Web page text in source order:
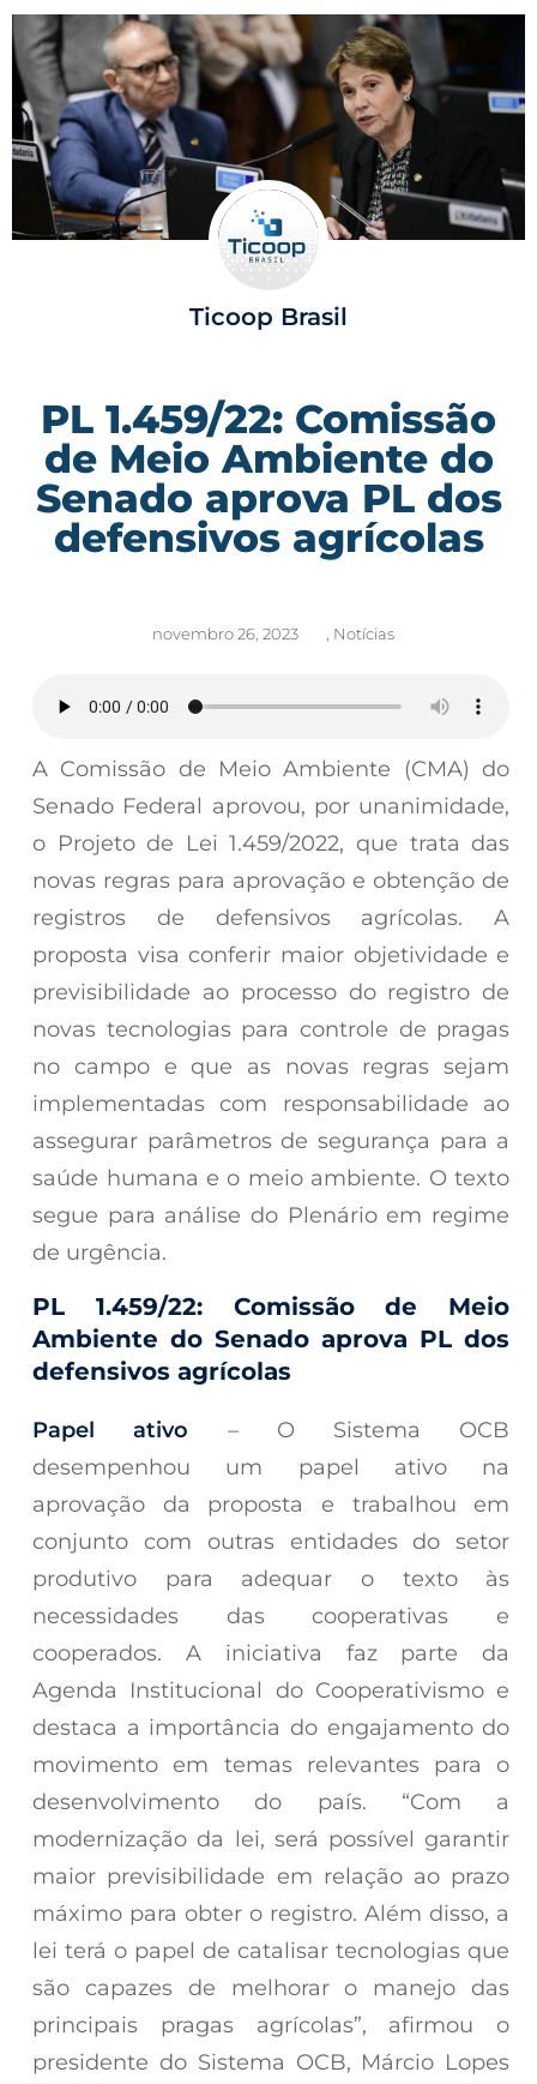
Ticoop Brasil
PL 1.459/22: Comissão
de Meio Ambiente do
Senado aprova PL dos
defensivos agrícolas
novembro 26, 2023 Notícias
A Comissão de Meio Ambiente (CMA) do
Senado Federal aprovou, por unanimidade,
o Projeto de Lei 1.459/2022, que trata das
novas regras para aprovação e obtenção de
registros de defensivos agrícolas. A
proposta visa conferir maior objetividade e
previsibilidade ao processo do registro de
novas tecnologias para controle de pragas
no campo e que as novas regras sejam
implementadas com responsabilidade ao
assegurar parâmetros de segurança para a
saúde humana e o meio ambiente. O texto
segue para análise do Plenário em regime
de urgência.
PL 1.459/22: Comissão de Meio
Ambiente do Senado aprova PL dos
defensivos agrícolas
Papel ativo – O Sistema OCB
desempenhou um papel ativo na
aprovação da proposta e trabalhou em
conjunto com outras entidades do setor
produtivo para adequar o texto às
necessidades das cooperativas e
cooperados. A iniciativa faz parte da
Agenda Institucional do Cooperativismo e
destaca a importância do engajamento do
movimento em temas relevantes para o
desenvolvimento do país. “Com a
modernização da lei, será possível garantir
maior previsibilidade em relação ao prazo
máximo para obter o registro. Além disso, a
lei terá o papel de catalisar tecnologias que
são capazes de melhorar o manejo das
principais pragas agrícolas”, afirmou o
presidente do Sistema OCB, Márcio Lopes